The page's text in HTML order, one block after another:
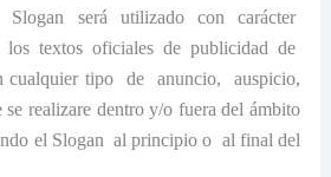
Slogan será utilizado con carácter
los textos oficiales de publicidad de
cualquier tipo de anuncio,
auspicio,
realizare dentro y/o fuera del ámbito
el Slogan al principio o al final del